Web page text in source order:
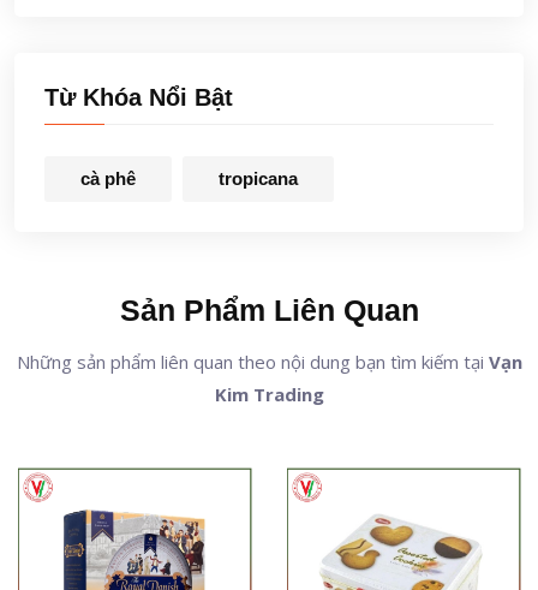
Từ Khóa Nổi Bật
cà phê tropicana
Sản Phẩm Liên Quan
Những sản phẩm liên quan theo nội dung bạn tìm kiếm tại Vạn
Kim Trading